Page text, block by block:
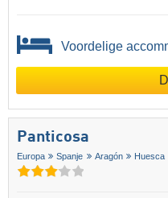
Voordelige
Panticosa
Europa Spanje Aragón Huesca